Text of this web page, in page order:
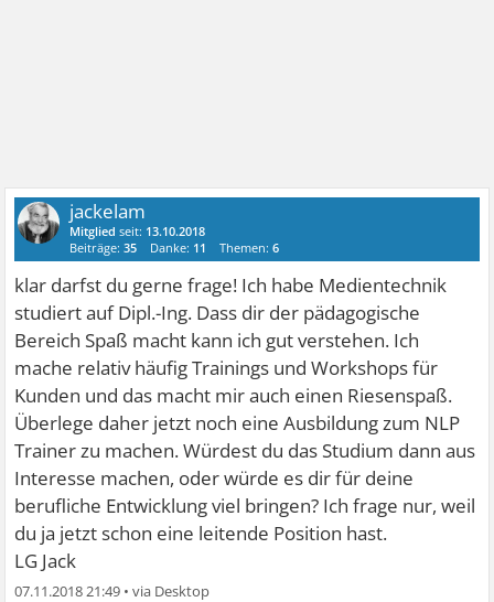
jackelam
Mitglied seit: 13.10.2018
Beiträge:35 Danke: 11 Themen:6
klar darfst du gerne frage! Ich habe Medientechnik
studiert auf Dipl.-Ing. Dass dir der pädagogische
Bereich Spaß macht kann ich gut verstehen. Ich
mache relativ häufig Trainings und Workshops für
Kunden und das macht mir auch einen Riesenspaß.
Überlege daher jetzt noch eine Ausbildung zum NLP
Trainer zu machen. Würdest du das Studium dann aus
Interesse machen, oder würde es dir für deine
berufliche Entwicklung viel bringen? Ich frage nur, weil
du ja jetzt schon eine leitende Position hast.
LG Jack
07.11.2018 21:49 •